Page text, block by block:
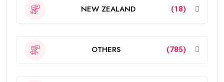
NEW ZEALAND (18)
OTHERS (785)